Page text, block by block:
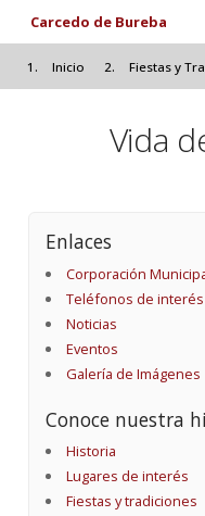
Pasar al
Carcedo de Bureba
Inicio Fiestas y
Vida
Enlaces
Corporación
Teléfonos de interés
Noticias
Eventos
Galería de Imágenes
Conoce nuestra
Historia
Lugares de interés
Fiestas y tradiciones